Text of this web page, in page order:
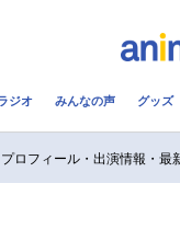
ジオ みんなの声 グッズ
ロフィール・出演情報・最